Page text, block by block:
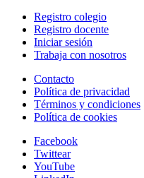
Registro colegio
Registro docente
Iniciar sesión
Trabaja con nosotros
Contacto
Política de privacidad
Términos y condiciones
Política de cookies
Facebook
Twittear
YouTube